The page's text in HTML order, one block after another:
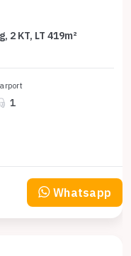
2 KT, LT 419m²
1
Whatsapp